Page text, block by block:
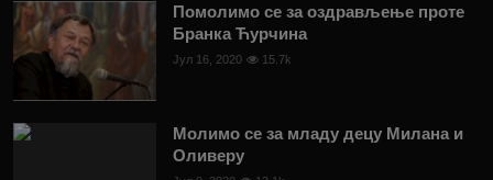
Помолимо се за оздрављење проте
Бранка Ћурчина
Јул 16, 2020 15.7k
Молимо се за младу децу Милана и
Оливеру